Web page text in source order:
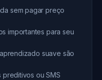
sem pagar preço
importantes para seu
suave são
ou SMS